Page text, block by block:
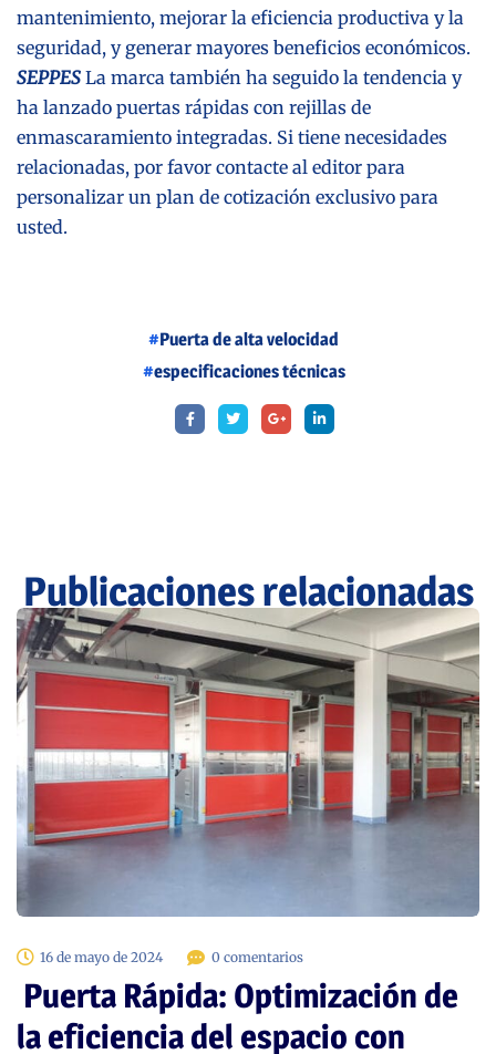
mantenimiento, mejorar la eficiencia productiva y la
seguridad, y generar mayores beneficios económicos.
SEPPES La marca también ha seguido la tendencia y
ha lanzado puertas rápidas con rejillas de
enmascaramiento integradas. Si tiene necesidades
relacionadas, por favor contacte al editor para
personalizar un plan de cotización exclusivo para
usted.
Puerta de alta velocidad
especificaciones técnicas
Publicaciones relacionadas
16 de mayo de 2024 0 comentarios
Puerta Rápida: Optimización de
la eficiencia del espacio con